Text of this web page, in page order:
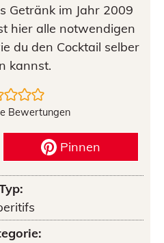
Getränk im Jahr 2009
hier alle notwendigen
du den Cocktail selber
kannst.
Bewertungen
Pinnen